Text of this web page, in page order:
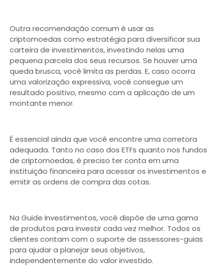
Outra recomendação comum é usar as
criptomoedas como estratégia para diversificar sua
carteira de investimentos, investindo nelas uma
pequena parcela dos seus recursos. Se houver uma
queda brusca, você limita as perdas. E, caso ocorra
uma valorização expressiva, você consegue um
resultado positivo, mesmo com a aplicação de um
montante menor.
É essencial ainda que você encontre uma corretora
adequada. Tanto no caso dos ETFs quanto nos fundos
de criptomoedas, é preciso ter conta em uma
instituição financeira para acessar os investimentos e
emitir as ordens de compra das cotas.
Na Guide Investimentos, você dispõe de uma gama
de produtos para investir cada vez melhor. Todos os
clientes contam com o suporte de assessores-guias
para ajudar a planejar seus objetivos,
independentemente do valor investido.